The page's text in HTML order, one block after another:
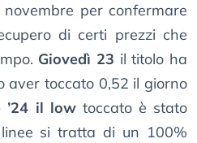
novembre per confermare
di certi prezzi che
Giovedì 23 il titolo ha
aver toccato 0,52 il giorno
’24 il lowtoccato è stato
si tratta di un 100%